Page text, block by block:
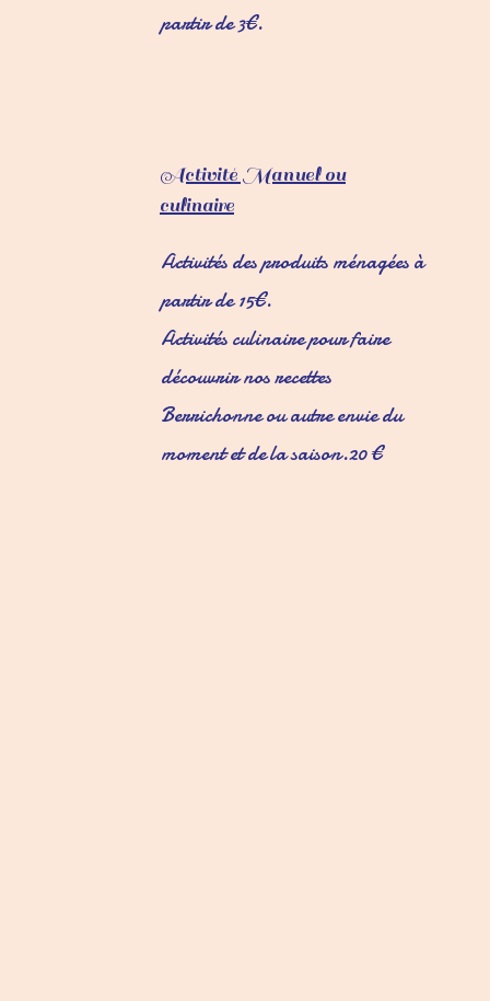
partir de 3€.
Activité Manuel ou
culinaire
Activités des produits ménagées à
partir de 15€.
Activités culinaire pour faire
découvrir nos recettes
Berrichonne ou autre envie du
moment et de la saison.20 €